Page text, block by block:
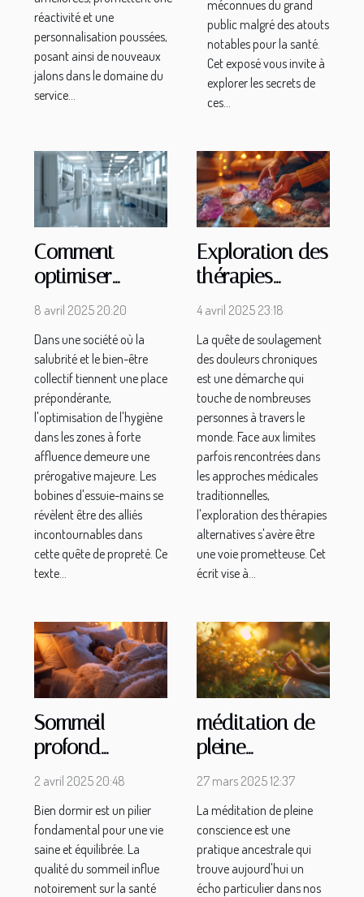
réactivité et une
personnalisation poussées,
posant ainsi de nouveaux
jalons dans le domaine du
service...
méconnues du grand
public malgré des atouts
notables pour la santé.
Cet exposé vous invite à
explorer les secrets de
ces...
Comment
optimiser
l'hygiène dans
trafic intense
avec les
bobines
d'essuie-mains
8 avril 2025 20:20
Dans une société où la
salubrité et le bien-être
collectif tiennent une place
prépondérante,
l'optimisation de l'hygiène
dans les zones à forte
affluence demeure une
prérogative majeure. Les
bobines d'essuie-mains se
révèlent être des alliés
incontournables dans
cette quête de propreté. Ce
texte...
Exploration des
thérapies
alternatives
les douleurs
chroniques
4 avril 2025 23:18
La quête de soulagement
des douleurs chroniques
est une démarche qui
touche de nombreuses
personnes à travers le
monde. Face aux limites
parfois rencontrées dans
les approches médicales
traditionnelles,
l'exploration des thérapies
alternatives s'avère être
une voie prometteuse. Cet
écrit vise à...
Sommeil
profond
stratégies pour
qualité de votre
sommeil
chaque nuit
2 avril 2025 20:48
Bien dormir est un pilier
fondamental pour une vie
saine et équilibrée. La
qualité du sommeil influe
notoirement sur la santé
méditation de
pleine
conscience
stratégies pour
une pratique
efficace
27 mars 2025 12:37
La méditation de pleine
conscience est une
pratique ancestrale qui
trouve aujourd'hui un
écho particulier dans nos